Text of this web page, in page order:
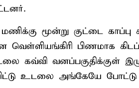
மூன்று குட்டை காப்பு
பிணமாக
கவ்வி வனப்பகுதிக்குள்
உடலை அங்கேயே போட்டு